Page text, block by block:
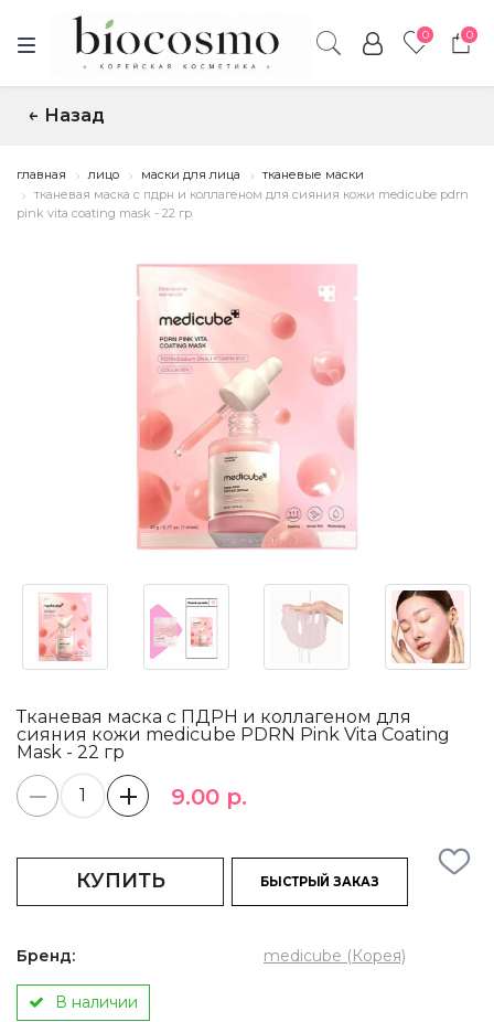
0 0
↑ Назад
главная лицо маски для лица
тканевые маски
тканевая маска с пдрн и коллагеном для сияния кожи medicube pdrn
pink vita coating mask - 22 гр
Тканевая маска с ПДРН и коллагеном для
сияния кожи medicube PDRN Pink Vita Coating
Mask - 22 гр
9.00 р.
КУПИТЬ БЫСТРЫЙ ЗАКАЗ
Бренд: medicube (Корея)
В наличии